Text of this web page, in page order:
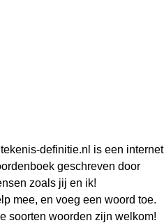
definitie.nl is een internet
geschreven door
zoals jij en ik!
mee, en voeg een woord toe.
soorten woorden zijn welkom!